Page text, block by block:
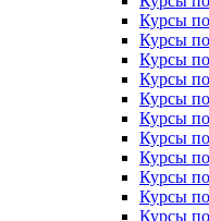
Курсы
Курсы
Курсы
Курсы
Курсы
Курсы
Курсы
Курсы
Курсы
Курсы
Курсы по